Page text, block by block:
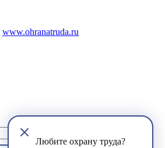
Любите охрану труда?
www.ohranatruda.ru